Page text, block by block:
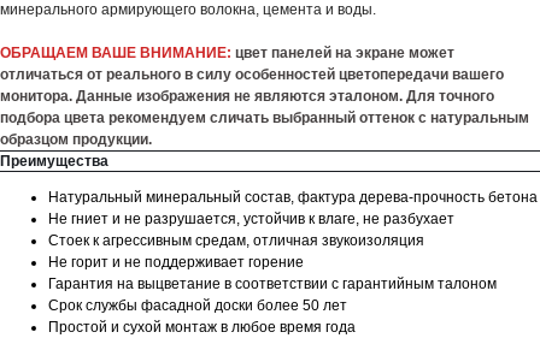
минерального армирующего волокна, цемента и воды.
ОБРАЩАЕМ ВАШЕ ВНИМАНИЕ: цвет панелей на экране может
отличаться от реального в силу особенностей цветопередачи вашего
монитора. Данные изображения не являются эталоном. Для точного
подбора цвета рекомендуем сличать выбранный оттенок с натуральным
образцом продукции.
Преимущества
Натуральный минеральный состав, фактура дерева-прочность бетона
Не гниет и не разрушается, устойчив к влаге, не разбухает
Стоек к агрессивным средам, отличная звукоизоляция
Не горит и не поддерживает горение
Гарантия на выцветание в соответствии с гарантийным талоном
Срок службы фасадной доски более 50 лет
Простой и сухой монтаж в любое время года